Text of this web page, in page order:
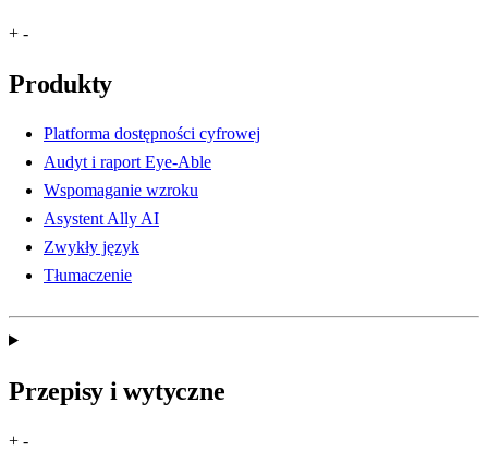
+ -
Produkty
Platforma dostępności cyfrowej
Audyt i raport Eye-Able
Wspomaganie wzroku
Asystent Ally AI
Zwykły język
Tłumaczenie
Przepisy i wytyczne
+ -